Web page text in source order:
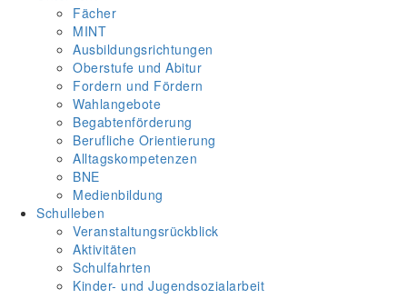
Fächer
MINT
Ausbildungsrichtungen
Oberstufe und Abitur
Fordern und Fördern
Wahlangebote
Begabtenförderung
Berufliche Orientierung
Alltagskompetenzen
BNE
Medienbildung
Schulleben
Veranstaltungsrückblick
Aktivitäten
Schulfahrten
Kinder- und Jugendsozialarbeit